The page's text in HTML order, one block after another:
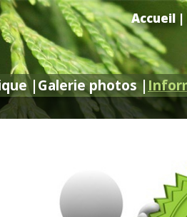
Accueil|
|Galerie photos |
|Galerie photos |